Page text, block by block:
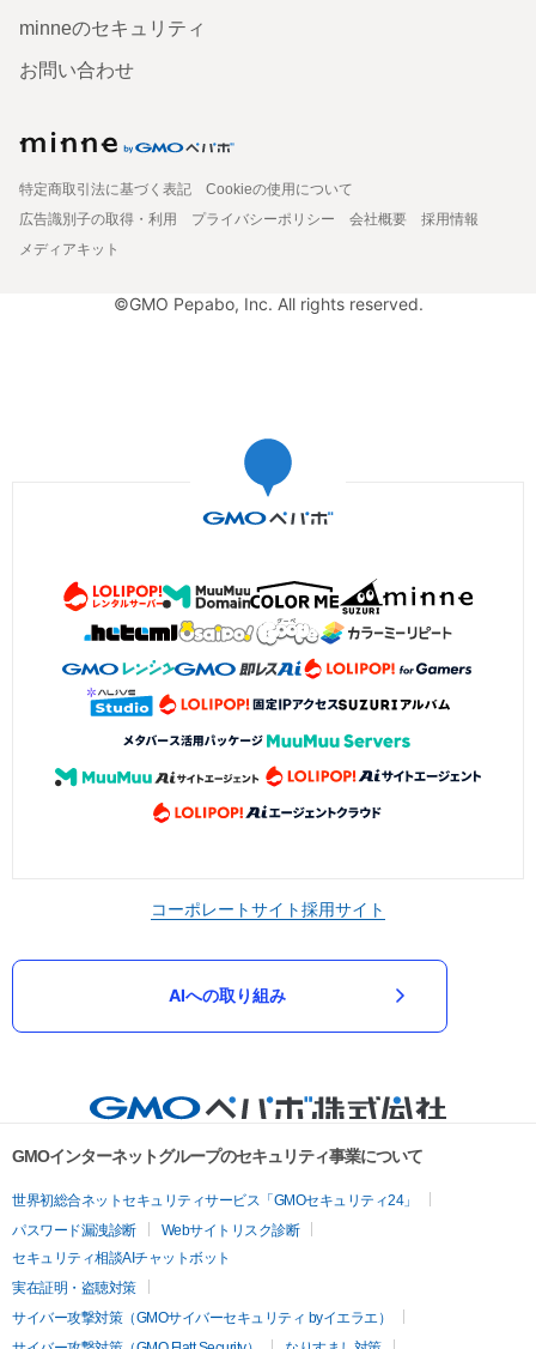
minneのセキュリティ
お問い合わせ
特定商取引法に基づく表記
Cookieの使用について
広告識別子の取得・利用
プライバシーポリシー 会社概要
採用情報
メディアキット
©GMO Pepabo, Inc. All rights reserved.
コーポレートサイト採用サイト
AIへの取り組み
GMOインターネットグループのセキュリティ事業について
世界初総合ネットセキュリティサービス「GMOセキュリティ24」
パスワード漏洩診断
Webサイトリスク診断
セキュリティ相談AIチャットボット
実在証明・盗聴対策
サイバー攻撃対策（GMOサイバーセキュリティ byイエラエ）